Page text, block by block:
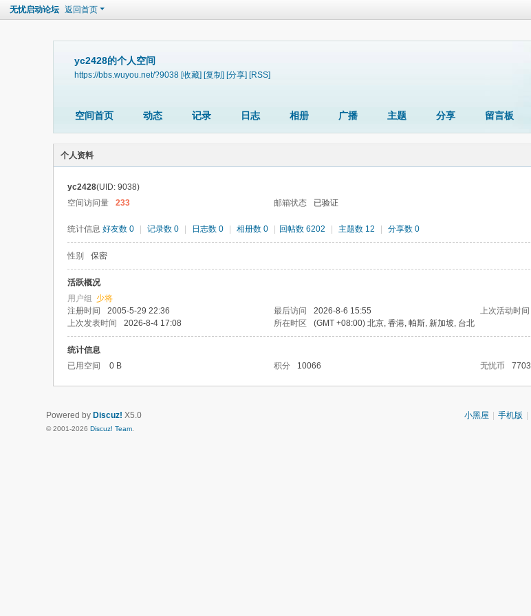
无忧启动论坛 返回首页
yc2428的个人空间
https://bbs.wuyou.net/?9038 [收藏] [复制] [分享] [RSS]
空间首页 动态 记录 日志 相册 广播 主题 分享 留言板
个人资料
yc2428(UID: 9038)
空间访问量
233 邮箱状态 已验证
统计信息 好友数 0 记录数 0 日志数 0 相册数 0 回帖数 6202 主题数 12 分享数 0
性别 保密
活跃概况
用户组 少将
注册时间
2005-5-29 22:36 最后访问 2026-8-6 15:55 上次活动时间
上次发表时间
2026-8-4 17:08 所在时区 (GMT +08:00) 北京, 香港, 帕斯, 新加坡, 台北
统计信息
已用空间
0 B 积分 10066 无忧币 7703
小黑屋 手机版
Powered by Discuz! X5.0
© 2001-2026 Discuz! Team